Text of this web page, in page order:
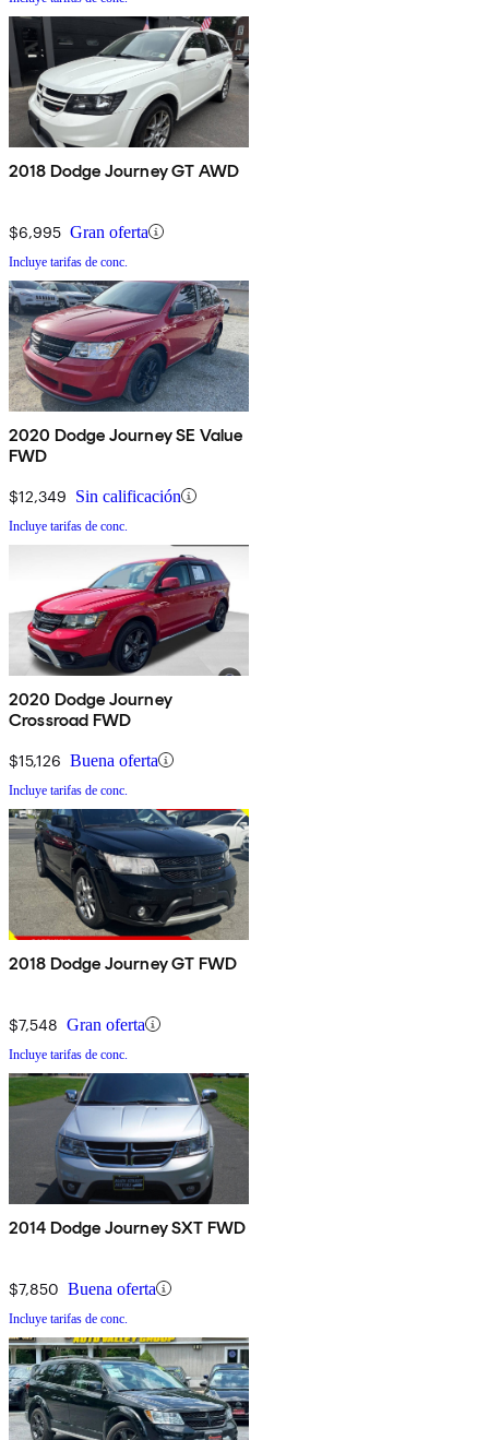
2018 Dodge Journey GT AWD
$6,995 Gran oferta
Incluye tarifas de conc.
2020 Dodge Journey SE Value
FWD
$12,349 Sin calificación
Incluye tarifas de conc.
2020 Dodge Journey
Crossroad FWD
$15,126 Buena oferta
Incluye tarifas de conc.
2018 Dodge Journey GT FWD
$7,548 Gran oferta
Incluye tarifas de conc.
2014 Dodge Journey SXT FWD
$7,850 Buena oferta
Incluye tarifas de conc.